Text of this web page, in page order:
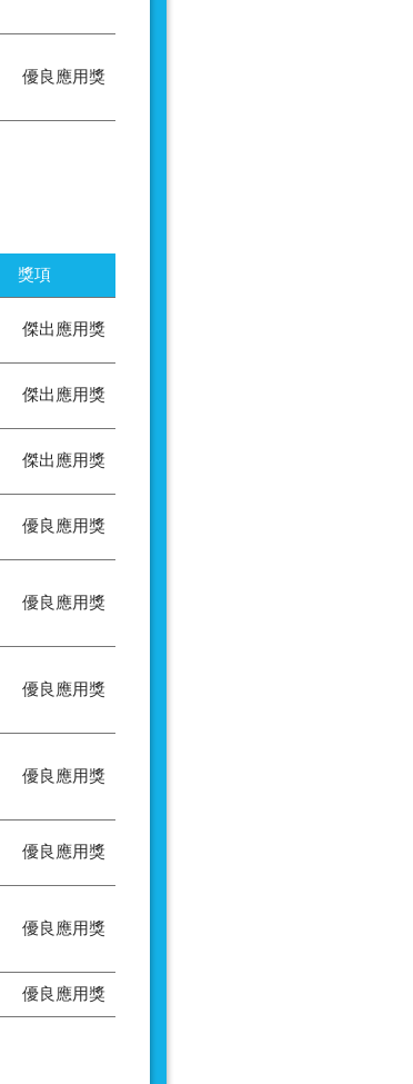
優良應用獎
獎項
傑出應用獎
傑出應用獎
傑出應用獎
優良應用獎
優良應用獎
優良應用獎
優良應用獎
優良應用獎
優良應用獎
優良應用獎